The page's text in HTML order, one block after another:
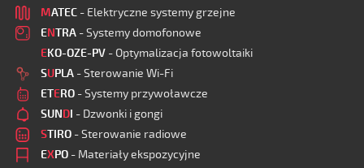
MATEC - Elektryczne systemy grzejne
ENTRA - Systemy domofonowe
EKO-OZE-PV - Optymalizacja fotowoltaiki
SUPLA - Sterowanie Wi-Fi
ETERO - Systemy przywoławcze
SUNDI - Dzwonki i gongi
STIRO - Sterowanie radiowe
EXPO - Materiały ekspozycyjne